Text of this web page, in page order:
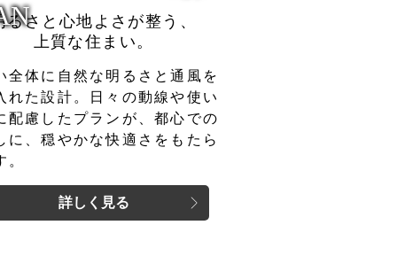
るさと心地よさが整う、
上質な住まい。
全体に自然な明るさと通風を
れた設計。日々の動線や使い
配慮したプランが、都心での
に、穏やかな快適さをもたら
。
詳しく見る